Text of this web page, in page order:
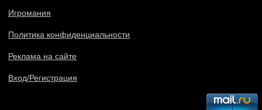
Игромания
Политика конфиденциальности
Реклама на сайте
Вход/Регистрация